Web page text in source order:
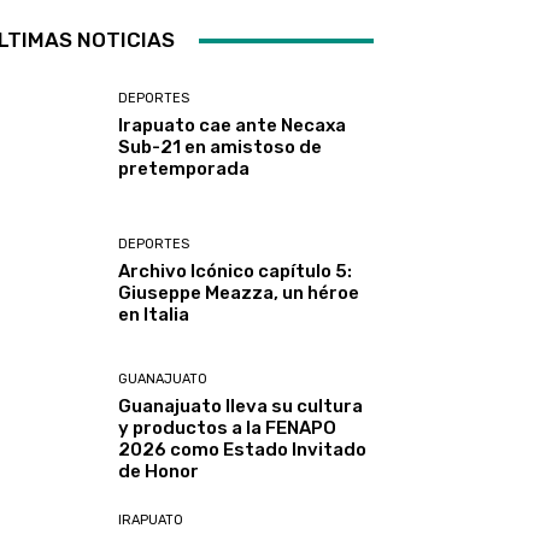
NOTICIAS
DEPORTES
Irapuato cae ante Necaxa
Sub-21 en amistoso de
pretemporada
DEPORTES
Archivo Icónico capítulo 5:
Giuseppe Meazza, un héroe
en Italia
GUANAJUATO
Guanajuato lleva su cultura
y productos a la FENAPO
2026 como Estado Invitado
de Honor
IRAPUATO